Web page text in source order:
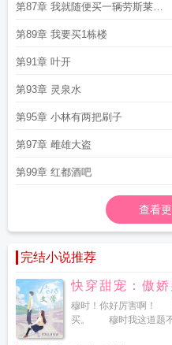
第87章 我就随便买一辆劳斯莱斯
吧
第89章 我要买1栋楼
第91章 叶开
第93章 灵泉水
第95章 小林有两把刷子
第97章 雌雄大盗
第99章 红都酒吧
查看更
完结小说推荐
快穿甜宠：傲
穆时！你好厉害啊
买。 穆时我这道题